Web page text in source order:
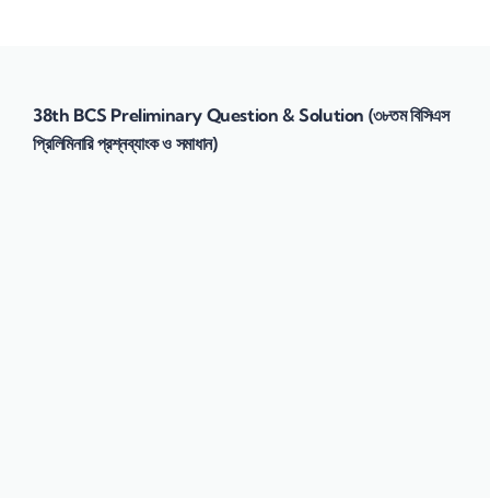
38th BCS Preliminary Question & Solution (৩৮তম বিসিএস
প্রিলিমিনারি প্রশ্নব্যাংক ও সমাধান)